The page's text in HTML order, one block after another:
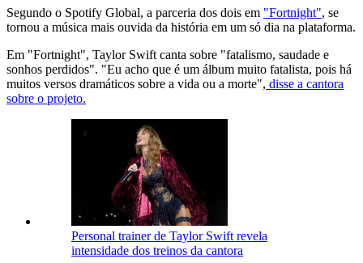
Segundo o Spotify Global, a parceria dos dois em "Fortnight", se
tornou a música mais ouvida da história em um só dia na plataforma.
Em "Fortnight", Taylor Swift canta sobre "fatalismo, saudade e
sonhos perdidos". "Eu acho que é um álbum muito fatalista, pois há
muitos versos dramáticos sobre a vida ou a morte", disse a cantora
sobre o projeto.
Personal trainer de Taylor Swift revela
intensidade dos treinos da cantora